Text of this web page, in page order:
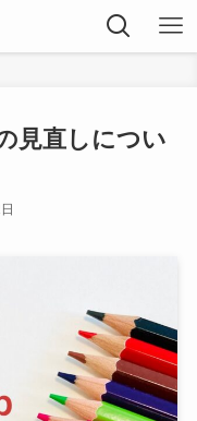
見直しについ